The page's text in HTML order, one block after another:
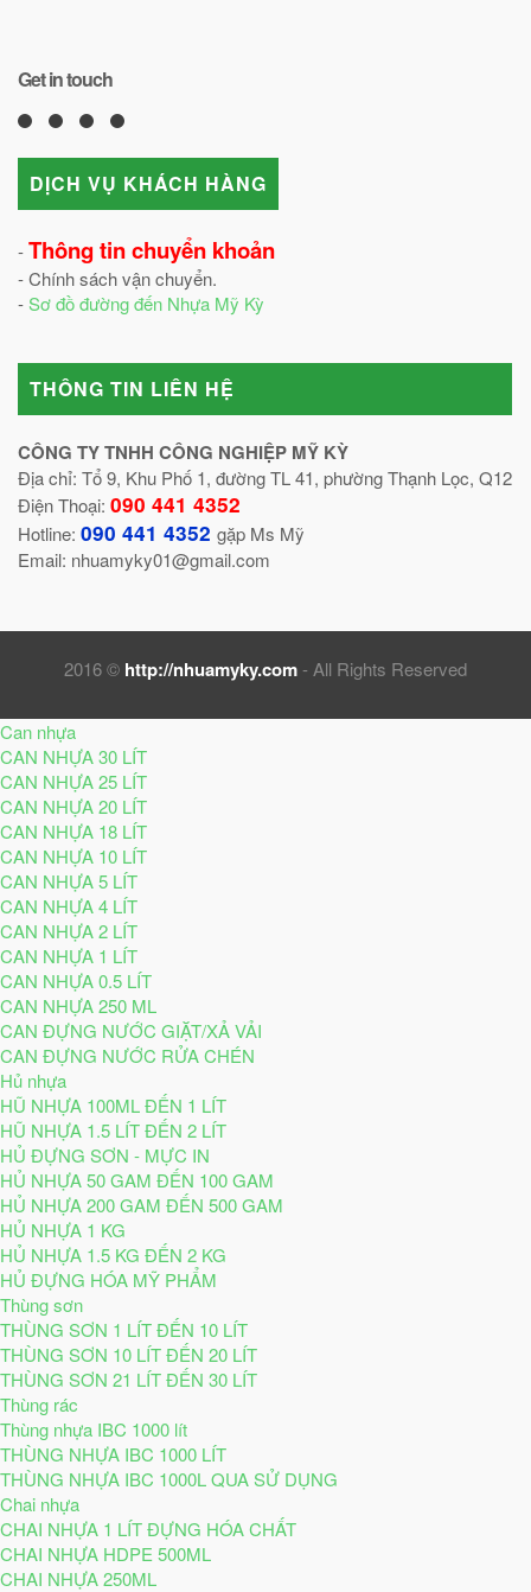
Get in touch
DỊCH VỤ KHÁCH HÀNG
-Thông tin chuyển khoản
- Chính sách vận chuyển.
-Sơ đồ đường đến Nhựa Mỹ Kỳ
THÔNG TIN LIÊN HỆ
CÔNG TY TNHH CÔNG NGHIỆP MỸ KỲ
Địa chỉ: Tổ 9, Khu Phố 1, đường TL 41, phường Thạnh Lọc, Q12
Điện Thoại: 090 441 4352
Hotline: 090 441 4352 gặp Ms Mỹ
Email: nhuamyky01@gmail.com
2016 © http://nhuamyky.com- All Rights Reserved
Can nhựa
CAN NHỰA 30 LÍT
CAN NHỰA 25 LÍT
CAN NHỰA 20 LÍT
CAN NHỰA 18 LÍT
CAN NHỰA 10 LÍT
CAN NHỰA 5 LÍT
CAN NHỰA 4 LÍT
CAN NHỰA 2 LÍT
CAN NHỰA 1 LÍT
CAN NHỰA 0.5 LÍT
CAN NHỰA 250 ML
CAN ĐỰNG NƯỚC GIẶT/XẢ VẢI
CAN ĐỰNG NƯỚC RỬA CHÉN
Hủ nhựa
HŨ NHỰA 100ML ĐẾN 1 LÍT
HŨ NHỰA 1.5 LÍT ĐẾN 2 LÍT
HỦ ĐỰNG SƠN - MỰC IN
HỦ NHỰA 50 GAM ĐẾN 100 GAM
HỦ NHỰA 200 GAM ĐẾN 500 GAM
HỦ NHỰA 1 KG
HỦ NHỰA 1.5 KG ĐẾN 2 KG
HỦ ĐỰNG HÓA MỸ PHẨM
Thùng sơn
THÙNG SƠN 1 LÍT ĐẾN 10 LÍT
THÙNG SƠN 10 LÍT ĐẾN 20 LÍT
THÙNG SƠN 21 LÍT ĐẾN 30 LÍT
Thùng rác
Thùng nhựa IBC 1000 lít
THÙNG NHỰA IBC 1000 LÍT
THÙNG NHỰA IBC 1000L QUA SỬ DỤNG
Chai nhựa
CHAI NHỰA 1 LÍT ĐỰNG HÓA CHẤT
CHAI NHỰA HDPE 500ML
CHAI NHỰA 250ML